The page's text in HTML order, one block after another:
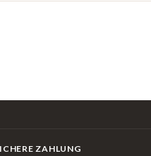
ZAHLUNG